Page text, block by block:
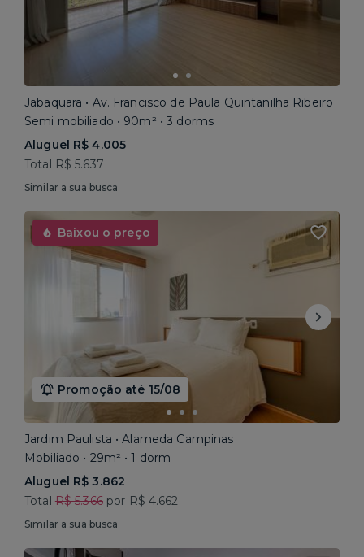
Jabaquara • Av. Francisco de Paula Quintanilha Ribeiro
Semi mobiliado • 90m² • 3 dorms
Aluguel R$ 4.005
Total R$ 5.637
Similar a sua busca
Baixou o preço
Promoção até 15/08
Jardim Paulista • Alameda Campinas
Mobiliado • 29m² • 1 dorm
Aluguel R$ 3.862
Total R$ 5.366por R$ 4.662
Similar a sua busca